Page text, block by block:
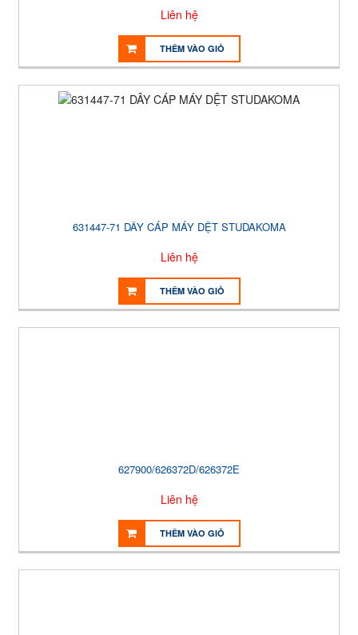
Liên hệ
THÊM VÀO GIỎ
631447-71 DÂY CÁP MÁY DỆT STUDAKOMA
Liên hệ
THÊM VÀO GIỎ
627900/626372D/626372E
Liên hệ
THÊM VÀO GIỎ